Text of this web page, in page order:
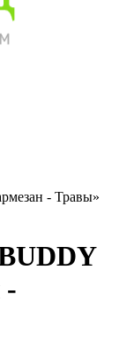
- Травы»
-